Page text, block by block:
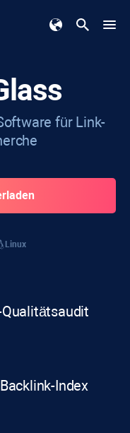
für Link-
Linux
Index